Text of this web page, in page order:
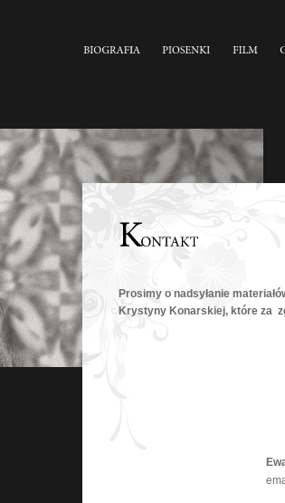
Prosimy o nadsyłanie
Krystyny Konarskiej, które za